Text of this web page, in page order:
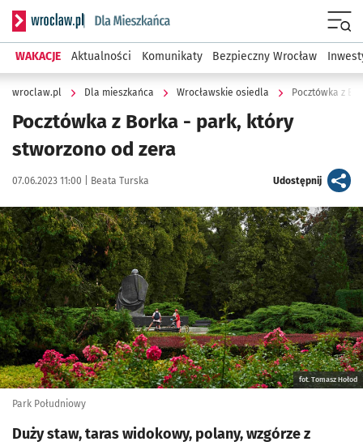
Serwis informacyjny wroclaw.pl podserwis: Dla mieszkańca
WAKACJE Aktualności Komunikaty Bezpieczny Wrocław
wroclaw.pl Dla mieszkańca Wrocławskie osiedla Pocztówka z
Pocztówka z Borka - park, który
stworzono od zera
Data publikacji:
07.06.2023 11:00 | Autor:
Beata Turska Udostępnijartykuł
Kliknij, aby powiększyć
fot. Tomasz Hołod
Park Południowy
Duży staw, taras widokowy, polany, wzgórze z